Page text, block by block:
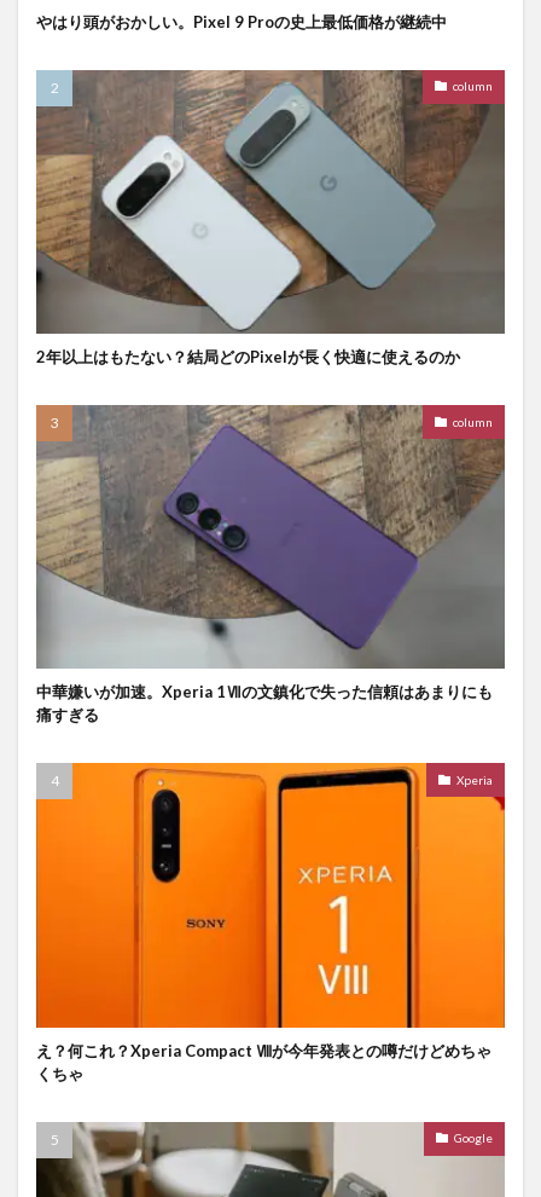
やはり頭がおかしい。Pixel 9 Proの史上最低価格が継続中
column
2年以上はもたない？結局どのPixelが長く快適に使えるのか
column
中華嫌いが加速。Xperia 1Ⅶの文鎮化で失った信頼はあまりにも
痛すぎる
Xperia
え？何これ？Xperia Compact Ⅷが今年発表との噂だけどめちゃ
くちゃ
Google